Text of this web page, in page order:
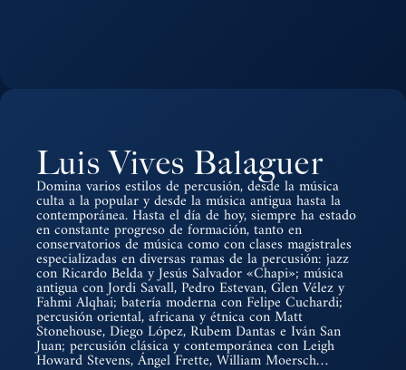
Luis Vives Balaguer
Domina varios estilos de percusión, desde la música
culta a la popular y desde la música antigua hasta la
contemporánea. Hasta el día de hoy, siempre ha estado
en constante progreso de formación, tanto en
conservatorios de música como con clases magistrales
especializadas en diversas ramas de la percusión: jazz
con Ricardo Belda y Jesús Salvador «Chapi»; música
antigua con Jordi Savall, Pedro Estevan, Glen Vélez y
Fahmi Alqhai; batería moderna con Felipe Cuchardi;
percusión oriental, africana y étnica con Matt
Stonehouse, Diego López, Rubem Dantas e Iván San
Juan; percusión clásica y contemporánea con Leigh
Howard Stevens, Ángel Frette, William Moersch…